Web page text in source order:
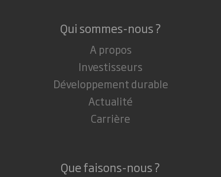
Qui sommes-nous ?
A propos
Investisseurs
Développement durable
Actualité
Carrière
Que faisons-nous ?